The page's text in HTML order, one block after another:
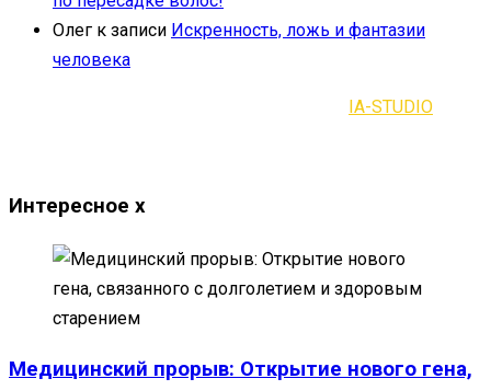
Олег к записи Искренность, ложь и фантазии
человека
IA-STUDIO
Интересное x
Медицинский прорыв: Открытие нового гена,